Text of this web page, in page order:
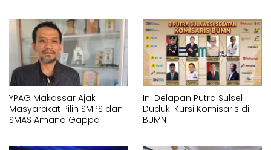
YPAG Makassar Ajak
Masyarakat Pilih SMPS dan
SMAS Amana Gappa
Ini Delapan Putra Sulsel
Duduki Kursi Komisaris di
BUMN